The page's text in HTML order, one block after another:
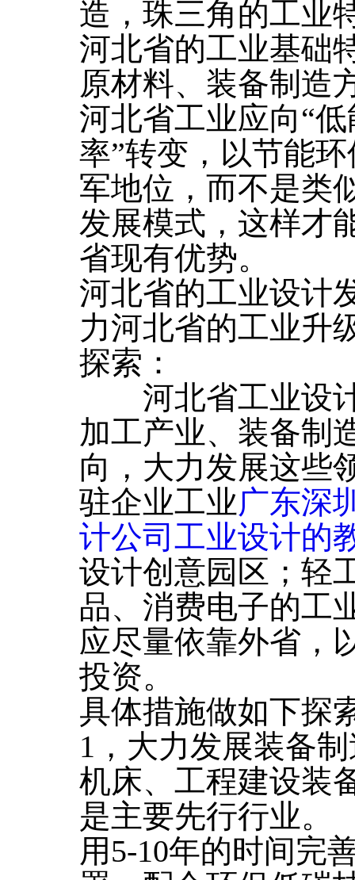
造，珠三角的工业
河北省的工业基础
原材料、装备制造
河北省工业应向“
率”转变，以节能
军地位，而不是类
发展模式，这样才
省现有优势。
河北省的工业设计
力河北省的工业升
探索：
河北省工业设计
加工产业、装备制
向，大力发展这些
驻企业工业广东深
计公司工业设计的
设计创意园区；轻
品、消费电子的工
应尽量依靠外省，
投资。
具体措施做如下探
1，大力发展装备
机床、工程建设装
是主要先行行业。
用5-10年的时间完